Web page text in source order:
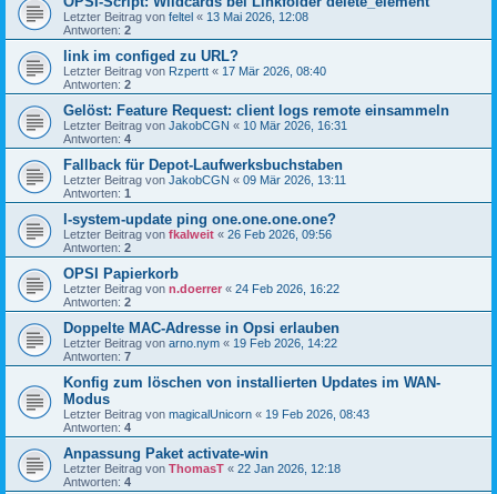
Letzter Beitrag von feltel « 13 Mai 2026, 12:08
Antworten: 2
link im configed zu URL?
Letzter Beitrag von Rzpertt « 17 Mär 2026, 08:40
Antworten: 2
Gelöst: Feature Request: client logs remote einsammeln
Letzter Beitrag von JakobCGN « 10 Mär 2026, 16:31
Antworten: 4
Fallback für Depot-Laufwerksbuchstaben
Letzter Beitrag von JakobCGN « 09 Mär 2026, 13:11
Antworten: 1
l-system-update ping one.one.one.one?
Letzter Beitrag von fkalweit « 26 Feb 2026, 09:56
Antworten: 2
OPSI Papierkorb
Letzter Beitrag von n.doerrer « 24 Feb 2026, 16:22
Antworten: 2
Doppelte MAC-Adresse in Opsi erlauben
Letzter Beitrag von arno.nym « 19 Feb 2026, 14:22
Antworten: 7
Konfig zum löschen von installierten Updates im WAN-
Modus
Letzter Beitrag von magicalUnicorn « 19 Feb 2026, 08:43
Antworten: 4
Anpassung Paket activate-win
Letzter Beitrag von ThomasT « 22 Jan 2026, 12:18
Antworten: 4